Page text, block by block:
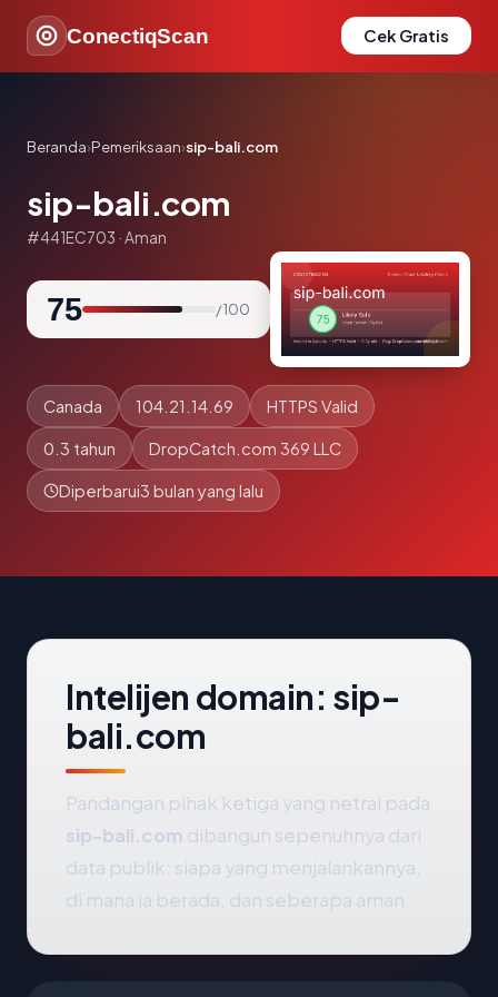
ConectiqScan Cek Gratis
Beranda›Pemeriksaan›sip-bali.com
sip-bali.com
#441EC703 · Aman
75 / 100
Canada 104.21.14.69 HTTPS Valid
0.3 tahun DropCatch.com 369 LLC
Diperbarui3 bulan yang lalu
Intelijen domain: sip-
bali.com
Pandangan pihak ketiga yang netral pada
sip-bali.com dibangun sepenuhnya dari
data publik: siapa yang menjalankannya,
di mana ia berada, dan seberapa aman.